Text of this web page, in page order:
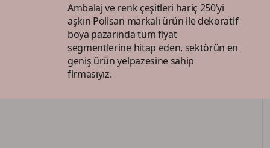
Ambalaj ve renk çeşitleri hariç 250’yi
aşkın Polisan markalı ürün ile dekoratif
boya pazarında tüm fiyat
segmentlerine hitap eden, sektörün en
geniş ürün yelpazesine sahip
firmasıyız.